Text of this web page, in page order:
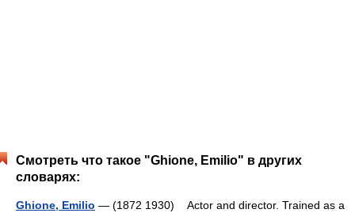
Смотреть что такое "Ghione, Emilio" в других
словарях:
Ghione, Emilio — (1872 1930) Actor and director. Trained as a